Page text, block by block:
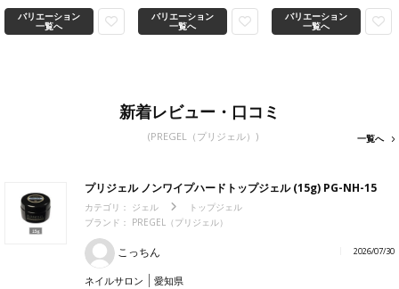
バリエーション
一覧へ
バリエーション
一覧へ
バリエーション
一覧へ
新着レビュー・口コミ
(PREGEL（プリジェル）) 一覧へ
プリジェル ノンワイプハードトップジェル (15g) PG-NH-15
カテゴリ： ジェル
トップジェル
ブランド： PREGEL（プリジェル）
こっちん 2026/07/30
ネイルサロン
愛知県